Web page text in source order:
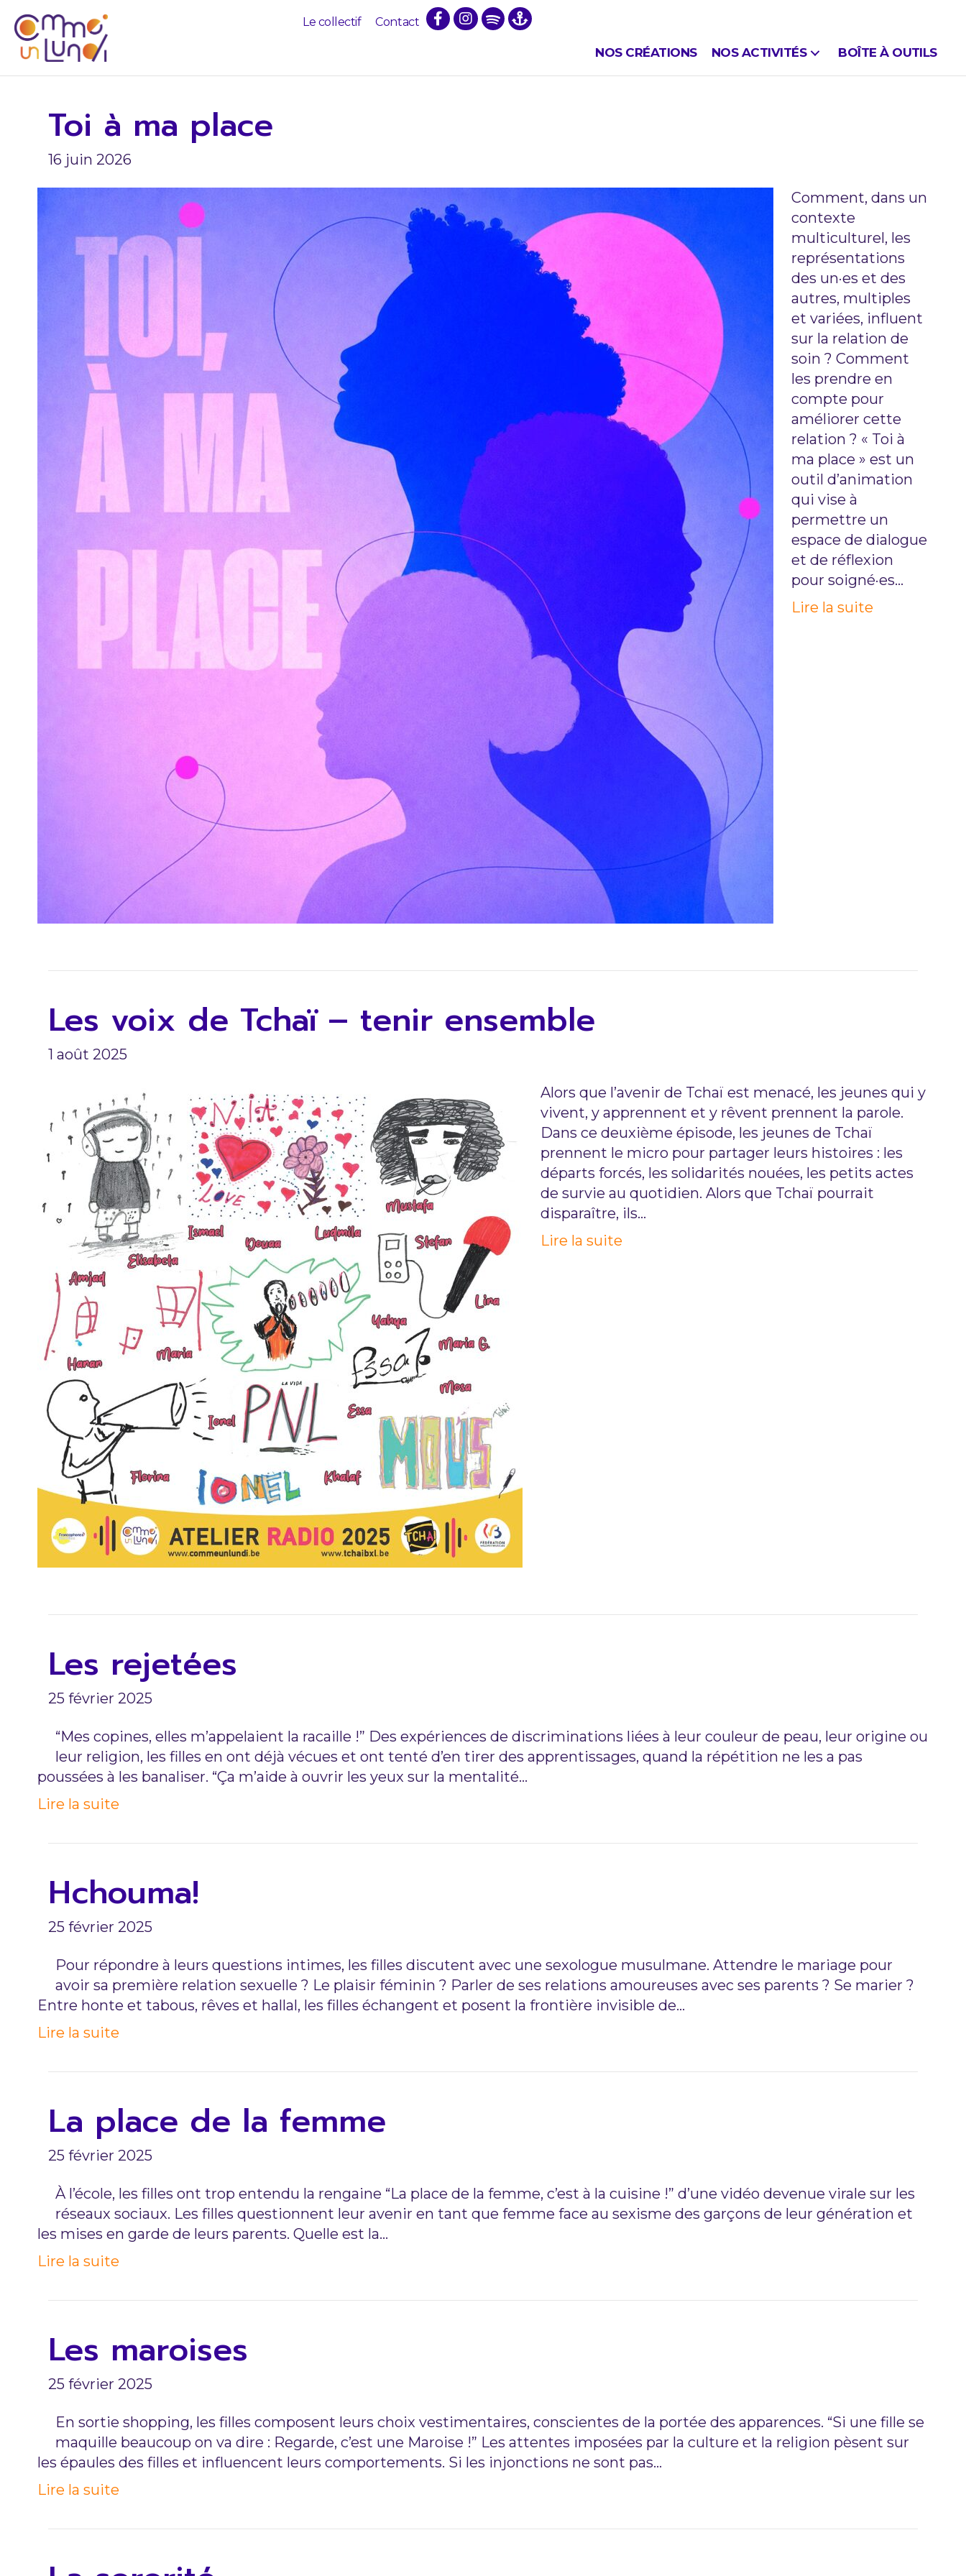
Le collectif Contact
NOS CRÉATIONS NOS ACTIVITÉS BOÎTE À OUTILS
Toi à ma place
16 juin 2026
Comment, dans un
contexte
multiculturel, les
représentations
des un·es et des
autres, multiples
et variées, influent
sur la relation de
soin ? Comment
les prendre en
compte pour
améliorer cette
relation ? « Toi à
ma place » est un
outil d’animation
qui vise à
permettre un
espace de dialogue
et de réflexion
pour soigné·es…
Lire la suite
Les voix de Tchaï – tenir ensemble
1 août 2025
Alors que l’avenir de Tchaï est menacé, les jeunes qui y
vivent, y apprennent et y rêvent prennent la parole.
Dans ce deuxième épisode, les jeunes de Tchaï
prennent le micro pour partager leurs histoires : les
départs forcés, les solidarités nouées, les petits actes
de survie au quotidien. Alors que Tchaï pourrait
disparaître, ils…
Lire la suite
Les rejetées
25 février 2025
“Mes copines, elles m’appelaient la racaille !” Des expériences de discriminations liées à leur couleur de peau, leur origine ou
leur religion, les filles en ont déjà vécues et ont tenté d’en tirer des apprentissages, quand la répétition ne les a pas
poussées à les banaliser. “Ça m’aide à ouvrir les yeux sur la mentalité…
Lire la suite
Hchouma!
25 février 2025
Pour répondre à leurs questions intimes, les filles discutent avec une sexologue musulmane. Attendre le mariage pour
avoir sa première relation sexuelle ? Le plaisir féminin ? Parler de ses relations amoureuses avec ses parents ? Se marier ?
Entre honte et tabous, rêves et hallal, les filles échangent et posent la frontière invisible de…
Lire la suite
La place de la femme
25 février 2025
À l’école, les filles ont trop entendu la rengaine “La place de la femme, c’est à la cuisine !” d’une vidéo devenue virale sur les
réseaux sociaux. Les filles questionnent leur avenir en tant que femme face au sexisme des garçons de leur génération et
les mises en garde de leurs parents. Quelle est la…
Lire la suite
Les maroises
25 février 2025
En sortie shopping, les filles composent leurs choix vestimentaires, conscientes de la portée des apparences. “Si une fille se
maquille beaucoup on va dire : Regarde, c’est une Maroise !” Les attentes imposées par la culture et la religion pèsent sur
les épaules des filles et influencent leurs comportements. Si les injonctions ne sont pas…
Lire la suite